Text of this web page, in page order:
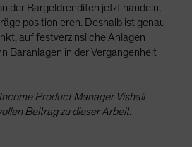
der Bargeldrenditen jetzt handeln,
positionieren. Deshalb ist genau
auf festverzinsliche Anlagen
Baranlagen in der Vergangenheit
Product Manager Vishali
Beitrag zu dieser Arbeit.